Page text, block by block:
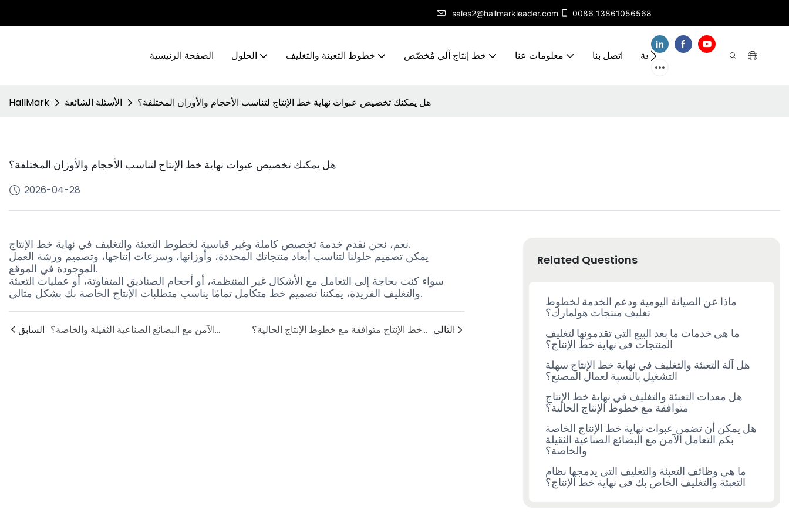
sales2@hallmarkleader.com 0086 13861056568
الصفحة الرئيسية الحلول خطوط التعبئة والتغليف خط إنتاج آلي مُخصّص معلومات عنا اتصل بنا الأسئلة الشائعة مقاطع فيديو
HallMark الأسئلة الشائعة هل يمكنك تخصيص عبوات نهاية خط الإنتاج لتناسب الأحجام والأوزان المختلفة؟
هل يمكنك تخصيص عبوات نهاية خط الإنتاج لتناسب الأحجام والأوزان المختلفة؟
2026-04-28
نعم، نحن نقدم خدمة تخصيص كاملة وغير قياسية لخطوط التعبئة والتغليف في نهاية خط الإنتاج.
يمكن تصميم حلولنا لتناسب أبعاد منتجاتك المحددة، وأوزانها، وسرعات إنتاجها، وتصميم ورشة العمل
الموجودة في الموقع.
سواء كنت بحاجة إلى التعامل مع الأشكال غير المنتظمة، أو أحجام الصناديق المتفاوتة، أو عمليات التعبئة
والتغليف الفريدة، يمكننا تصميم خط متكامل تمامًا يناسب متطلبات الإنتاج الخاصة بك بشكل مثالي.
السابق هل يمكن أن تضمن عبوات نهاية خط الإنتاج الخاصة بكم التعامل الآمن مع البضائع الصناعية الثقيلة والخاصة؟ هل معدات التعبئة والتغليف في نهاية خط الإنتاج متوافقة مع خطوط الإنتاج الحالية؟ التالي
Related Questions
ماذا عن الصيانة اليومية ودعم الخدمة لخطوط
تغليف منتجات هولمارك؟
ما هي خدمات ما بعد البيع التي تقدمونها لتغليف
المنتجات في نهاية خط الإنتاج؟
هل آلة التعبئة والتغليف في نهاية خط الإنتاج سهلة
التشغيل بالنسبة لعمال المصنع؟
هل معدات التعبئة والتغليف في نهاية خط الإنتاج
متوافقة مع خطوط الإنتاج الحالية؟
هل يمكن أن تضمن عبوات نهاية خط الإنتاج الخاصة
بكم التعامل الآمن مع البضائع الصناعية الثقيلة
والخاصة؟
ما هي وظائف التعبئة والتغليف التي يدمجها نظام
التعبئة والتغليف الخاص بك في نهاية خط الإنتاج؟